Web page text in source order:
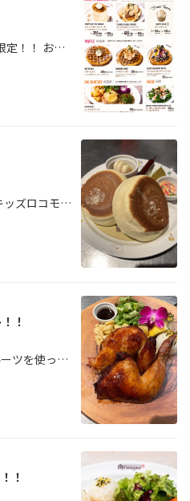
平日限定！！ 10時〜11時まで限定！！ お一人様「1ドリンク1フード制」となります！
キッズパンケーキプレート！ キッズロコモコプレート！ キッズカレープレート！ キッズドリンクが一杯サービス付き！
！
国産鶏に専用のスパイスとフルーツを使ったタレを塗りオーブンで焼き上げたBBQチキンとライス、サラダをプレートでどうぞ！！ ノースショア名物ハワイアンBBQチキン！！ 「ガブリ」と豪快にどうぞ！
！